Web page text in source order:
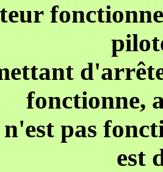
fonctionne,
pas
est